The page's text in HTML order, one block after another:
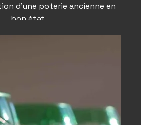
d’une poterie ancienne en
bon état.